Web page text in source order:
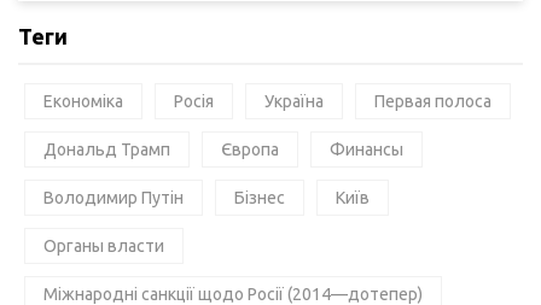
Теги
Економіка Росія Україна Первая полоса
Дональд Трамп Європа Финансы
Володимир Путін Бізнес Київ
Органы власти
Міжнародні санкції щодо Росії (2014—дотепер)